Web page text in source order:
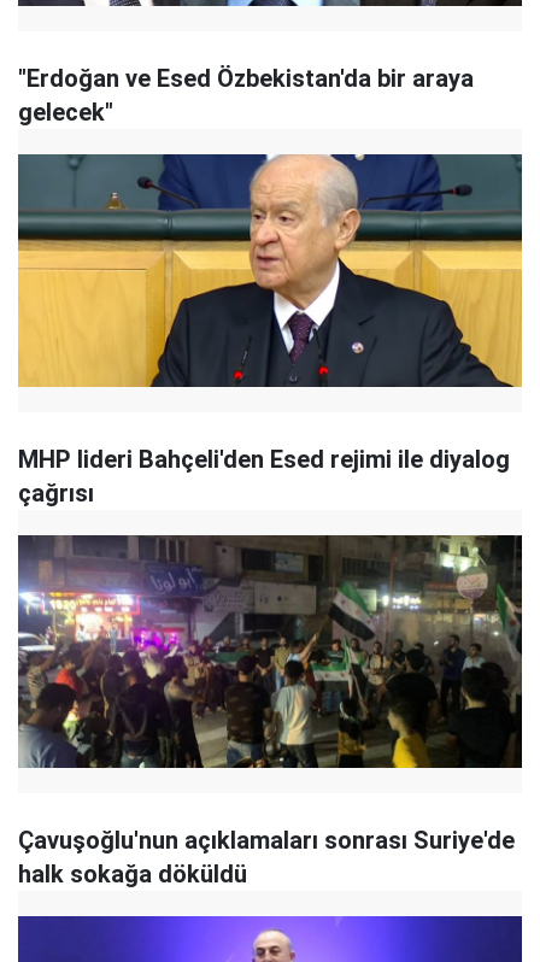
"Erdoğan ve Esed Özbekistan'da bir araya
gelecek"
MHP lideri Bahçeli'den Esed rejimi ile diyalog
çağrısı
Çavuşoğlu'nun açıklamaları sonrası Suriye'de
halk sokağa döküldü